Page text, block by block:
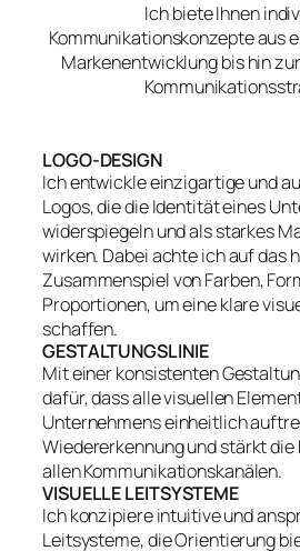
Ich biete Ihnen
Kommunikationskonzepte aus
Markenentwicklung bis hin
LOGO-DESIGN
Ich entwickle einzigartige und
Logos, die die Identität eines
widerspiegeln und als starkes
wirken. Dabei achte ich auf das
Zusammenspiel von Farben,
Proportionen, um eine klare
schaffen.
GESTALTUNGSLINIE
Mit einer konsistenten
dafür, dass alle visuellen
Unternehmens einheitlich
Wiedererkennung und stärkt
allen Kommunikationskanälen.
VISUELLE LEITSYSTEME
Ich konzipiere intuitive und
Leitsysteme, die Orientierung